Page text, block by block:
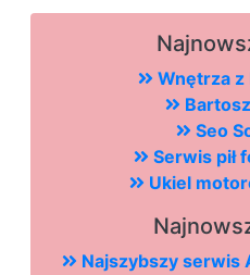
Wnętrza z
Seo
Serwis pił
Ukiel
Najszybszy serwis